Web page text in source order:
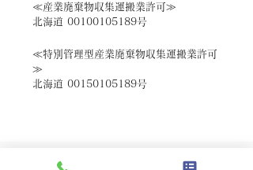
≪産業廃棄物収集運搬業許可≫
北海道 00100105189号
≪特別管理型産業廃棄物収集運搬業許可
≫
北海道 00150105189号